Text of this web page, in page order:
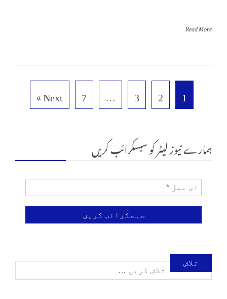
Read More
1
2
3
…
7
Next »
ہمارے نیوز لیٹر کو سبسکرائب کریں
تلاش